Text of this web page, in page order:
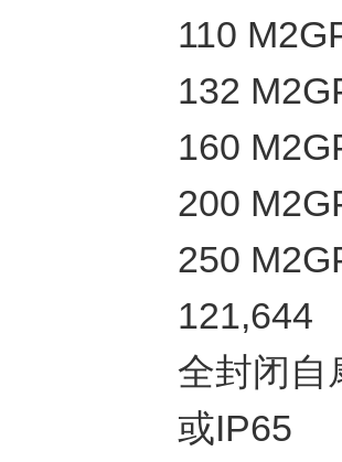
110
132
160
200
250
121,644
全封闭自
或IP65